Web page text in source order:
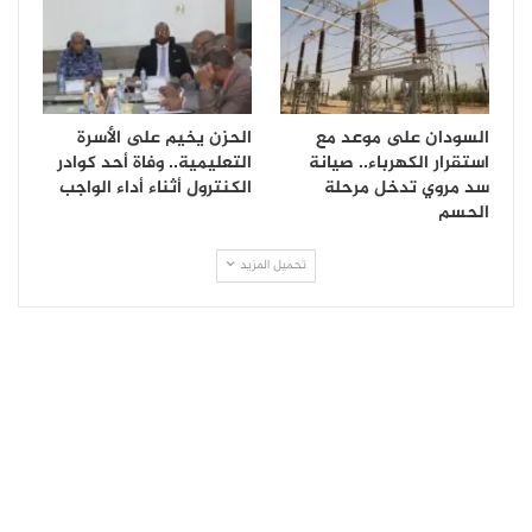
السودان على موعد مع
استقرار الكهرباء.. صيانة
سد مروي تدخل مرحلة
الحسم
الحزن يخيم على الأسرة
التعليمية.. وفاة أحد كوادر
الكنترول أثناء أداء الواجب
تحميل المزيد